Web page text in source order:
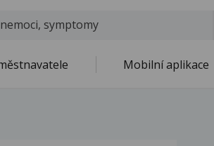
Mobilní aplikace